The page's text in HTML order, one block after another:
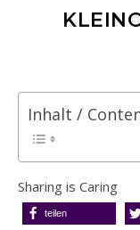
Inhalt /
Sharing is Caring
teilen